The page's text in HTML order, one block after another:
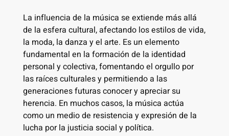
La influencia de la música se extiende más allá
de la esfera cultural, afectando los estilos de vida,
la moda, la danza y el arte. Es un elemento
fundamental en la formación de la identidad
personal y colectiva, fomentando el orgullo por
las raíces culturales y permitiendo a las
generaciones futuras conocer y apreciar su
herencia. En muchos casos, la música actúa
como un medio de resistencia y expresión de la
lucha por la justicia social y política.